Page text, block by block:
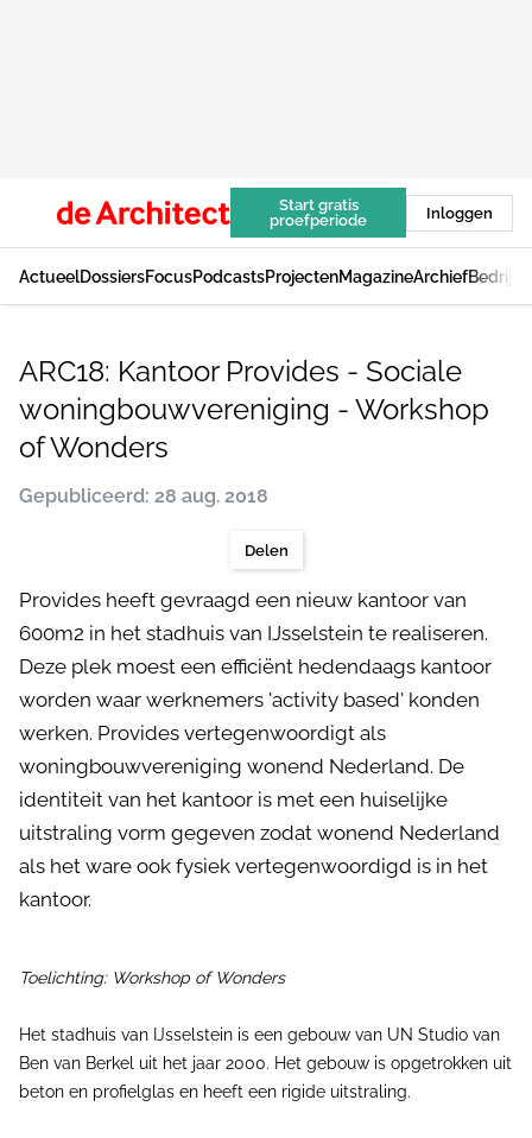
Start gratis
proefperiode
Inloggen
ActueelDossiersFocusPodcastsProjectenMagazineArchief
ARC18: Kantoor Provides - Sociale
woningbouwvereniging - Workshop
of Wonders
Gepubliceerd: 28 aug. 2018
Delen
Provides heeft gevraagd een nieuw kantoor van
600m2 in het stadhuis van IJsselstein te realiseren.
Deze plek moest een efficiënt hedendaags kantoor
worden waar werknemers 'activity based' konden
werken. Provides vertegenwoordigt als
woningbouwvereniging wonend Nederland. De
identiteit van het kantoor is met een huiselijke
uitstraling vorm gegeven zodat wonend Nederland
als het ware ook fysiek vertegenwoordigd is in het
kantoor.
Toelichting: Workshop of Wonders
Het stadhuis van IJsselstein is een gebouw van UN Studio van
Ben van Berkel uit het jaar 2000. Het gebouw is opgetrokken uit
beton en profielglas en heeft een rigide uitstraling.